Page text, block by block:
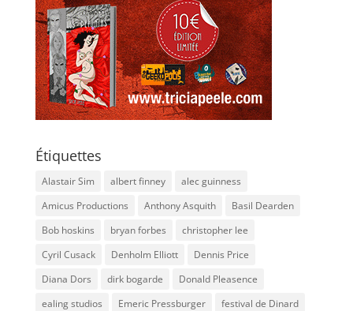
Étiquettes
Alastair Sim albert finney
alec guinness
Amicus Productions
Anthony Asquith
Basil Dearden
Bob hoskins
bryan forbes
christopher lee
Cyril Cusack
Denholm Elliott
Dennis Price
Diana Dors
dirk bogarde
Donald Pleasence
ealing studios
Emeric Pressburger
festival de Dinard